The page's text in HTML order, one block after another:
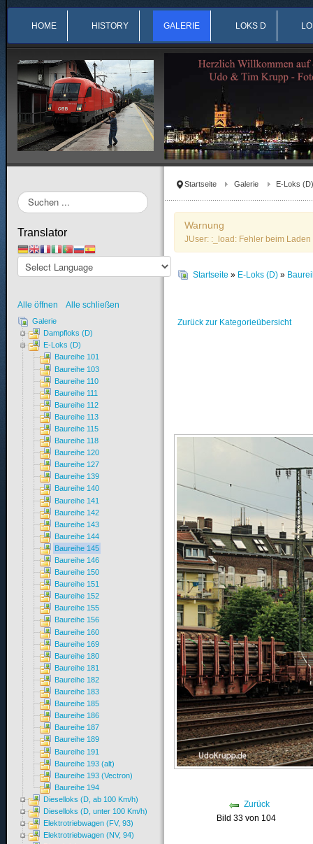
HOME HISTORY GALERIE LOKS D
Startseite Galerie E-Loks (D)
Warnung
JUser: :_load: Fehler beim
Startseite » E-Loks (D) »
Zurück zur Kategorieübersicht
Zurück
Bild 33 von 104
Suchen
...
Translator
Alle öffnen Alle schließen
Galerie
Dampfloks (D)
E-Loks (D)
Baureihe 101
Baureihe 103
Baureihe 110
Baureihe 111
Baureihe 112
Baureihe 113
Baureihe 115
Baureihe 118
Baureihe 120
Baureihe 127
Baureihe 139
Baureihe 140
Baureihe 141
Baureihe 142
Baureihe 143
Baureihe 144
Baureihe 145
Baureihe 146
Baureihe 150
Baureihe 151
Baureihe 152
Baureihe 155
Baureihe 156
Baureihe 160
Baureihe 169
Baureihe 180
Baureihe 181
Baureihe 182
Baureihe 183
Baureihe 185
Baureihe 186
Baureihe 187
Baureihe 189
Baureihe 191
Baureihe 193 (alt)
Baureihe 193 (Vectron)
Baureihe 194
Dieselloks (D, ab 100 Km/h)
Dieselloks (D, unter 100 Km/h)
Elektrotriebwagen (FV, 93)
Elektrotriebwagen (NV, 94)